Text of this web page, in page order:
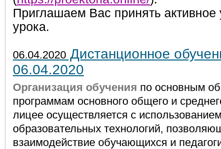
Приглашаем Вас принять активное
урока.
06.04.2020 Дистанционное
06.04.2020
Организация обучения по основным
программам основного общего и
лицее осуществляется с
образовательных технологий,
взаимодействие обучающихся и